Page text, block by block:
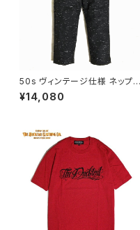
50s ヴィンテージ仕様 ネップ織
り トラウザーズ パンツ ワークパ
ンツ スラックス 2タック セットア
パケットポスト対応 DUCKTAIL
CLOTHING NEP TROUSER
S "HEP CAT" PANTS BLAC
K ダックテイル クロージング
¥14,080